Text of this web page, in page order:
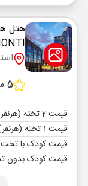
هتل
5 ستاره
قیمت 2 تخته (هرنفر)
قیمت 1 تخته (هرنفر)
قیمت کودک با
قیمت کودک بدون